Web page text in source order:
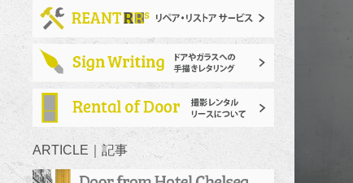
ARTICLE｜記事